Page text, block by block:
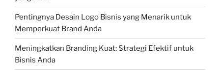
Pentingnya Desain Logo Bisnis yang Menarik untuk
Memperkuat Brand Anda
Meningkatkan Branding Kuat: Strategi Efektif untuk
Bisnis Anda